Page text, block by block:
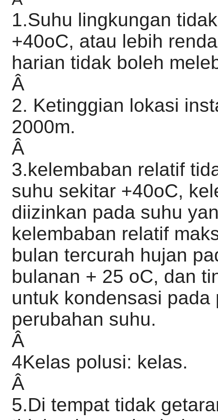
1.Suhu lingkungan
+40oC, atau lebih
harian tidak boleh
Â
2. Ketinggian lokasi
2000m.
Â
3.kelembaban relatif
suhu sekitar +40oC,
diizinkan pada suhu
kelembaban relatif
bulan tercurah hujan
bulanan + 25 oC, dan
untuk kondensasi
perubahan suhu.
Â
4Kelas polusi: kelas.
Â
5.Di tempat tidak